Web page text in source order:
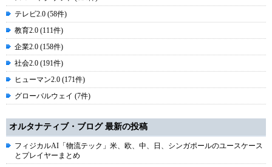
テレビ2.0 (58件)
教育2.0 (111件)
企業2.0 (158件)
社会2.0 (191件)
ヒューマン2.0 (171件)
グローバルウェイ (7件)
オルタナティブ・ブログ 最新の投稿
フィジカルAI「物流テック」米、欧、中、日、シンガポールのユースケース
とプレイヤーまとめ